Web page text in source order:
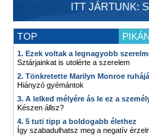
ITT JÁRTUNK:
TOP
1. Ezek voltak a legnagyobb
Sztárjainkat is utolérte a szerelem
2. Tönkretette Marilyn Monroe
Hiányzó gyémántok
3. A lelked mélyére ás le ez a
Készen állsz?
4. 5 tuti tipp a boldogabb élethez
Így szabadulhatsz meg a negatív